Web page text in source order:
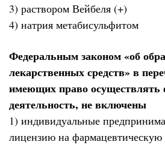
3) раствором Вейбеля (+)
4) натрия метабисульфитом
Федеральным законом «об
лекарственных средств» в
имеющих право осуществлять
деятельность, не включены
1) индивидуальные
лицензию на фармацевтическую